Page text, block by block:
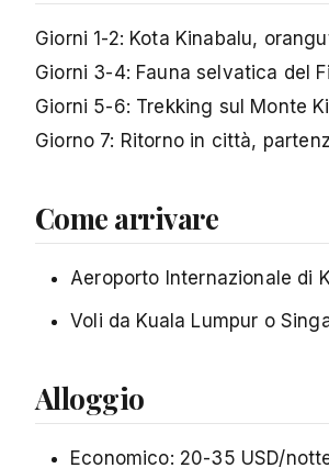
Giorni 1-2: Kota Kinabalu,
Giorni 3-4: Fauna selvatica del
Giorni 5-6: Trekking sul Monte
Giorno 7: Ritorno in città,
Come arrivare
Aeroporto Internazionale di
Voli da Kuala Lumpur o
Alloggio
Economico: 20-35 USD/